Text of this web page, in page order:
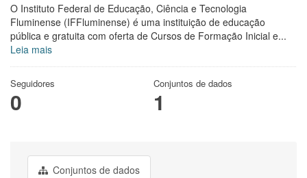
O Instituto Federal de Educação, Ciência e Tecnologia
Fluminense (IFFluminense) é uma instituição de educação
pública e gratuita com oferta de Cursos de Formação Inicial e...
Leia mais
Seguidores
0
Conjuntos de dados
1
Conjuntos de dados